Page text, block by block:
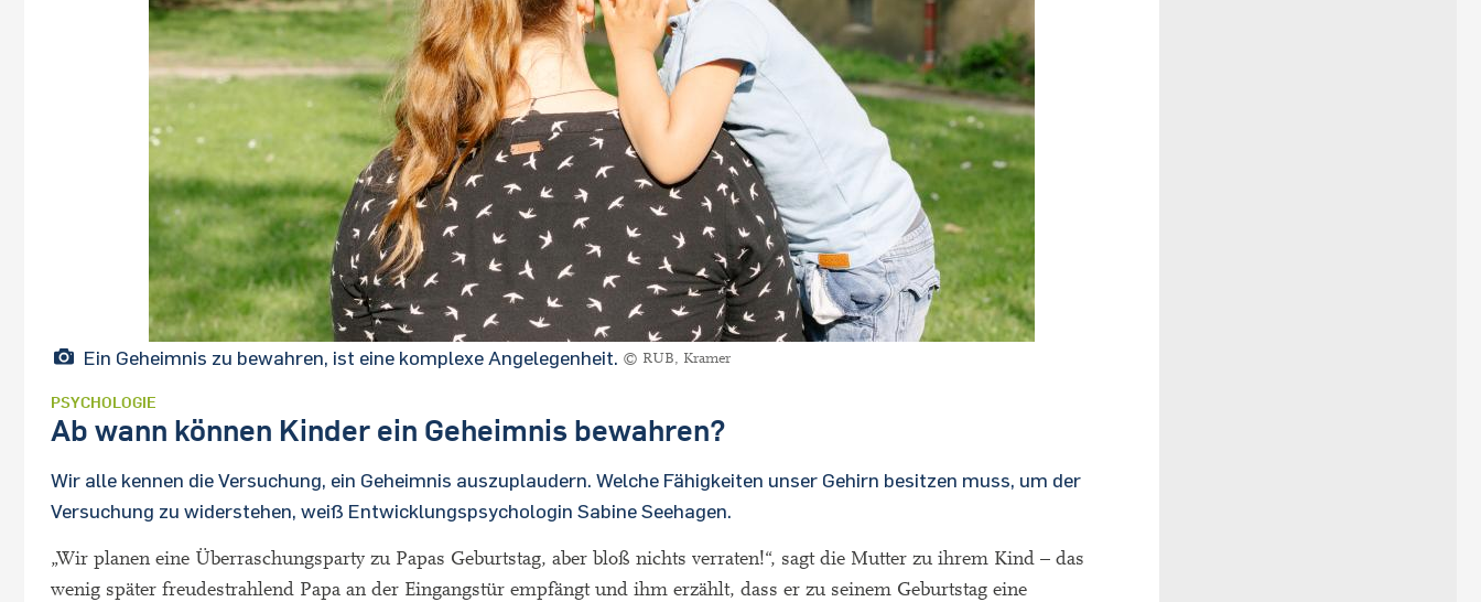
Ein Geheimnis zu bewahren, ist eine komplexe Angelegenheit. © RUB, Kramer
PSYCHOLOGIE
Ab wann können Kinder ein Geheimnis bewahren?
Wir alle kennen die Versuchung, ein Geheimnis auszuplaudern. Welche Fähigkeiten unser Gehirn besitzen muss, um der
Versuchung zu widerstehen, weiß Entwicklungspsychologin Sabine Seehagen.
„Wir planen eine Überraschungsparty zu Papas Geburtstag, aber bloß nichts verraten!“, sagt die Mutter zu ihrem Kind – das
wenig später freudestrahlend Papa an der Eingangstür empfängt und ihm erzählt, dass er zu seinem Geburtstag eine